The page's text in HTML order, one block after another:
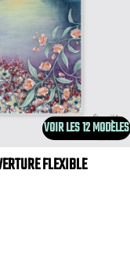
VOIR LES 12 MODÈLES
FLEXIBLE